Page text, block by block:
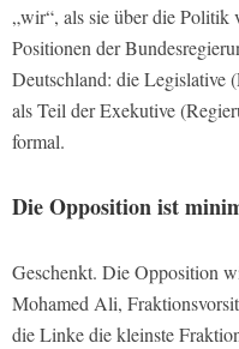
„wir“, als sie über die Politik
Positionen der
Deutschland: die Legislative
als Teil der Exekutive
formal.
Die Opposition ist
Geschenkt. Die Opposition
Mohamed Ali,
die Linke die kleinste